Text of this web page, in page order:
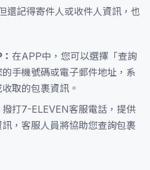
還記得寄件人或收件人資訊，也
在APP中，您可以選擇「查詢
手機號碼或電子郵件地址，系
取的包裹資訊。
撥打7-ELEVEN客服電話，提供
，客服人員將協助您查詢包裹